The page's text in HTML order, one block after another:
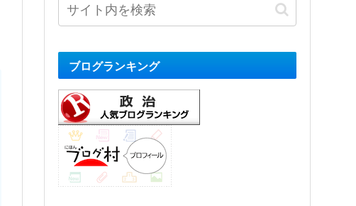
ブログランキング